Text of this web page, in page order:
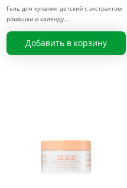
Гель для купания детский с экстрактом
ромашки и календу
Добавить в корзину